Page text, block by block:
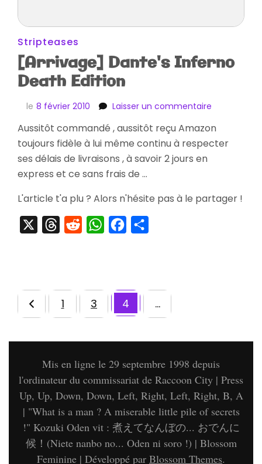
Stripteases
[Arrivage] Dante's Inferno
Death Edition
le 8 février 2010 Laisser un commentaire
Dante's
Inferno
Aussitôt commandé , aussitôt reçu Amazon
toujours fidèle à lui même continu à respecter
ses délais de livraisons , à savoir 2 jours en
express et ce sans frais de …
L'article t'a plu ? Alors n'hésite pas à le partager !
ThreadsRedditWhatsAppFacebook
Pagination
des
publications
Page
1 …
Page
3
Page
4
Mis en ligne le 29 septembre 1998 depuis
l'ordinateur du commissariat de Raccoon City | Press
Up, Up, Down, Down, Left, Right, Left, Right, B, A
| "What is a man ? A miserable little pile of secrets
!" Kozuki Oden vit : 煮えてなんぼの... おでんに
候！(Niete nanbo no... Oden ni soro !) | Blossom
Feminine | Développé par Blossom Themes.